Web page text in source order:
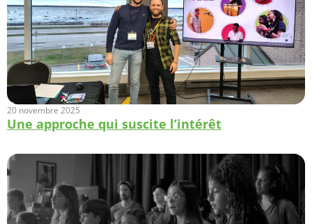
20 novembre 2025
Une approche qui suscite l’intérêt